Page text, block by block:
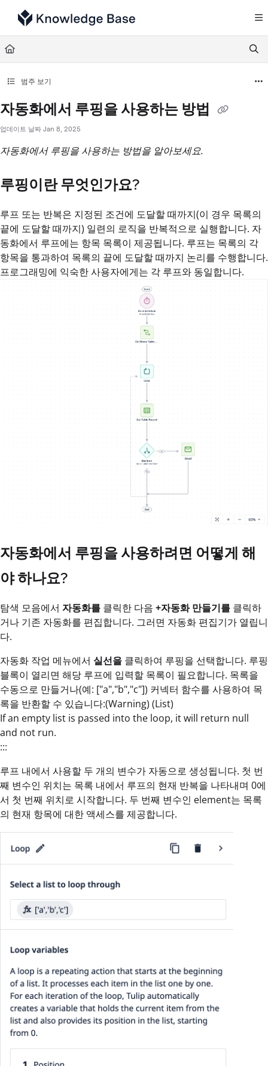
Documentation Index
Fetch the complete documentation index at:
Use this file to discover all available pages before exploring further.
범주 보기
자동화에서 루핑을 사용하는 방법
업데이트 날짜 Jan 8, 2025
자동화에서 루핑을 사용하는 방법을 알아보세요.
루핑이란 무엇인가요?
루프 또는 반복은 지정된 조건에 도달할 때까지(이 경우 목록의
끝에 도달할 때까지) 일련의 로직을 반복적으로 실행합니다. 자
동화에서 루프에는 항목 목록이 제공됩니다. 루프는 목록의 각
항목을 통과하여 목록의 끝에 도달할 때까지 논리를 수행합니다.
프로그래밍에 익숙한 사용자에게는 각 루프와 동일합니다.
자동화에서 루핑을 사용하려면 어떻게 해
야 하나요?
탐색 모음에서 자동화를 클릭한 다음 +자동화 만들기를 클릭하
거나 기존 자동화를 편집합니다. 그러면 자동화 편집기가 열립니
다.
자동화 작업 메뉴에서 실선을 클릭하여 루핑을 선택합니다. 루핑
블록이 열리면 해당 루프에 입력할 목록이 필요합니다. 목록을
수동으로 만들거나(예: ["a","b","c"]) 커넥터 함수를 사용하여 목
록을 반환할 수 있습니다:(Warning) (List)
If an empty list is passed into the loop, it will return null
and not run.
:::
루프 내에서 사용할 두 개의 변수가 자동으로 생성됩니다. 첫 번
째 변수인 위치는 목록 내에서 루프의 현재 반복을 나타내며 0에
서 첫 번째 위치로 시작합니다. 두 번째 변수인 element는 목록
의 현재 항목에 대한 액세스를 제공합니다.